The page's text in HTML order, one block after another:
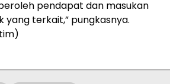
pendapat dan masukan
yang terkait,” pungkasnya.